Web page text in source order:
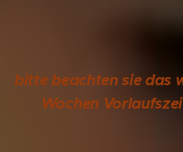
bitte beachten sie das
Wochen